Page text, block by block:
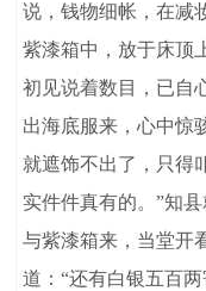
说，钱物细帐，在减
紫漆箱中，放于床顶
初见说着数目，已自
出海底服来，心中惊
就遮饰不出了，只得
实件件真有的。”知
与紫漆箱来，当堂开
道：“还有白银五百